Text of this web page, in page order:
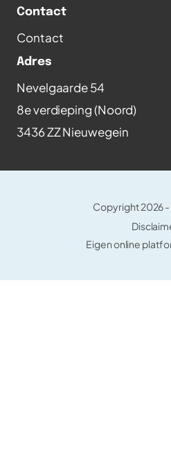
Contact
Contact
Adres
Nevelgaarde 54
8e verdieping (Noord)
3436 ZZ Nieuwegein
Copyright 2026 -
Eigen online